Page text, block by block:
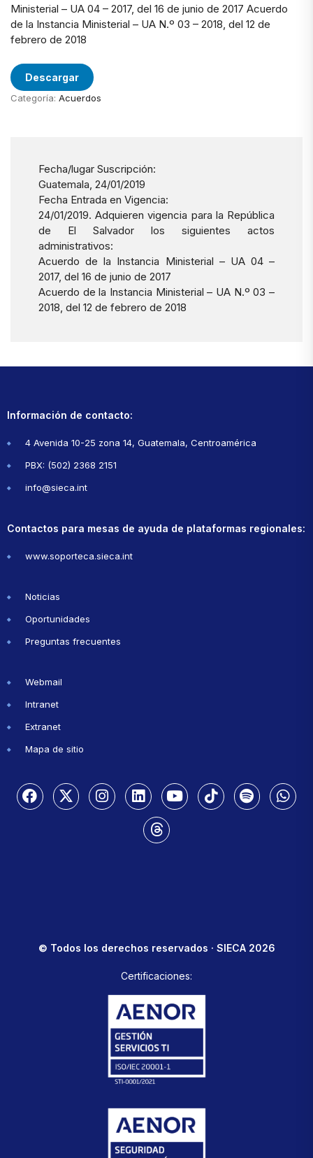
Ministerial – UA 04 – 2017, del 16 de junio de 2017 Acuerdo
de la Instancia Ministerial – UA N.º 03 – 2018, del 12 de
febrero de 2018
Descargar
Categoría: Acuerdos
Fecha/lugar Suscripción:
Guatemala, 24/01/2019
Fecha Entrada en Vigencia:
24/01/2019. Adquieren vigencia para la República
de El Salvador los siguientes actos
administrativos:
Acuerdo de la Instancia Ministerial – UA 04 –
2017, del 16 de junio de 2017
Acuerdo de la Instancia Ministerial – UA N.º 03 –
2018, del 12 de febrero de 2018
Información de contacto:
4 Avenida 10-25 zona 14, Guatemala, Centroamérica
PBX: (502) 2368 2151
info@sieca.int
Contactos para mesas de ayuda de plataformas regionales:
www.soporteca.sieca.int
Noticias
Oportunidades
Preguntas frecuentes
Webmail
Intranet
Extranet
Mapa de sitio
© Todos los derechos reservados · SIECA 2026
Certificaciones: